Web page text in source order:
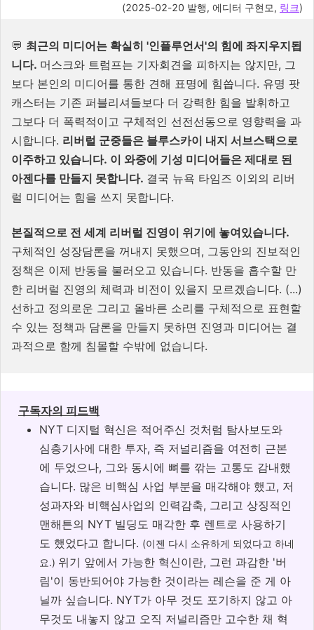
(2025-02-20 발행, 에디터 구현모, 링크)
💬 최근의 미디어는 확실히 '인플루언서'의 힘에 좌지우지됩
니다. 머스크와 트럼프는 기자회견을 피하지는 않지만, 그
보다 본인의 미디어를 통한 견해 표명에 힘씁니다. 유명 팟
캐스터는 기존 퍼블리셔들보다 더 강력한 힘을 발휘하고
그보다 더 폭력적이고 구체적인 선전선동으로 영향력을 과
시합니다. 리버럴 군중들은 블루스카이 내지 서브스택으로
이주하고 있습니다. 이 와중에 기성 미디어들은 제대로 된
아젠다를 만들지 못합니다. 결국 뉴욕 타임즈 이외의 리버
럴 미디어는 힘을 쓰지 못합니다.
본질적으로 전 세계 리버럴 진영이 위기에 놓여있습니다.
구체적인 성장담론을 꺼내지 못했으며, 그동안의 진보적인
정책은 이제 반동을 불러오고 있습니다. 반동을 흡수할 만
한 리버럴 진영의 체력과 비전이 있을지 모르겠습니다. (...)
선하고 정의로운 그리고 올바른 소리를 구체적으로 표현할
수 있는 정책과 담론을 만들지 못하면 진영과 미디어는 결
과적으로 함께 침몰할 수밖에 없습니다.
구독자의 피드백
NYT 디지털 혁신은 적어주신 것처럼 탐사보도와
심층기사에 대한 투자, 즉 저널리즘을 여전히 근본
에 두었으나, 그와 동시에 뼈를 깎는 고통도 감내했
습니다. 많은 비핵심 사업 부분을 매각해야 했고, 저
성과자와 비핵심사업의 인력감축, 그리고 상징적인
맨해튼의 NYT 빌딩도 매각한 후 렌트로 사용하기
도 했었다고 합니다. (이젠 다시 소유하게 되었다고 하네
요.) 위기 앞에서 가능한 혁신이란, 그런 과감한 '버
림'이 동반되어야 가능한 것이라는 레슨을 준 게 아
닐까 싶습니다. NYT가 아무 것도 포기하지 않고 아
무것도 내놓지 않고 오직 저널리즘만 고수한 채 혁